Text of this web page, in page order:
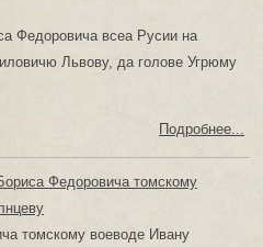
Федоровича всеа Русии на
Львову, да голове Угрюму
Подробнее...
Федоровича томскому
томскому воеводе Ивану